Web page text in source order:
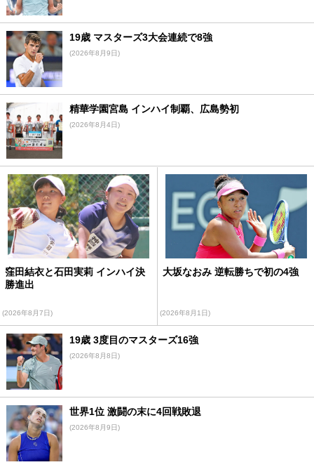
19歳 マスターズ3大会連続で8強
(2026年8月9日)
精華学園宮島 インハイ制覇、広島勢初
(2026年8月4日)
窪田結衣と石田実莉 インハイ決
勝進出
(2026年8月7日)
大坂なおみ 逆転勝ちで初の4強
(2026年8月1日)
19歳 3度目のマスターズ16強
(2026年8月8日)
世界1位 激闘の末に4回戦敗退
(2026年8月9日)